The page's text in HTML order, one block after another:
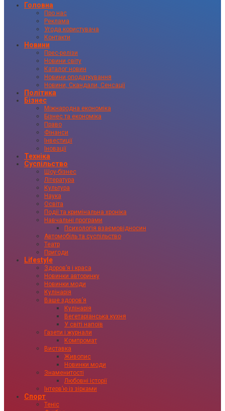
Головна
Про нас
Реклама
Угода користувача
Контакти
Новини
Прес-релізи
Новини світу
Каталог новин
Новини оподаткування
Новини, Скандали, Сенсації
Політика
Бізнес
Міжнародна економіка
Бізнес та економіка
Право
Фінанси
Інвестиції
Іновації
Техніка
Суспільство
Шоу-бізнес
Література
Культура
Наука
Освіта
Події та кримінальна хроніка
Навчальні програми
Психологія взаємовідносин
Автомобіль та суспільство
Театр
Пригоди
Lifestyle
Здоровʼя і краса
Новинки авторинку
Новинки моди
Кулінарія
Ваше здоровʼя
Кулінарія
Вегетаріанська кухня
У світі напоїв
Газети і журнали
Компромат
Виставка
Живопис
Новинки моди
Знаменитості
Любовні історії
Інтервʼю із зірками
Спорт
Теніс